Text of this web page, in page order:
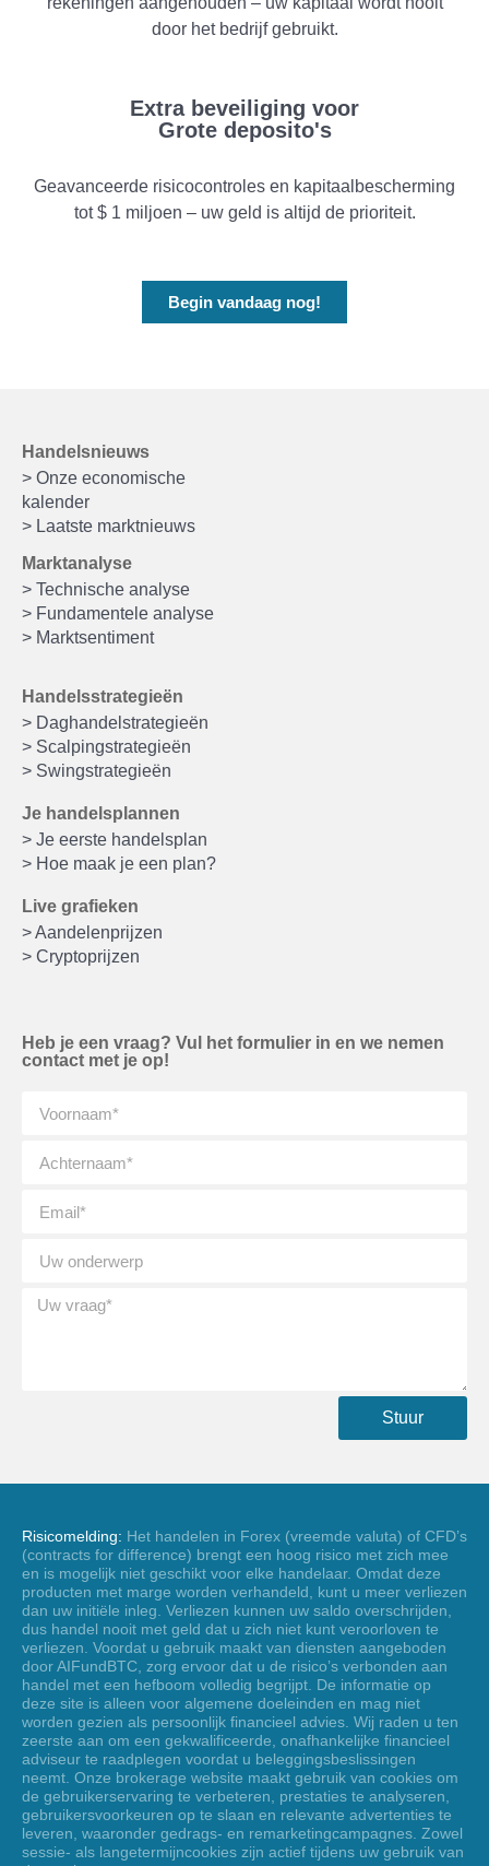
door het bedrijf gebruikt.
Extra beveiliging voor
Grote deposito's
Geavanceerde risicocontroles en kapitaalbescherming
tot $ 1 miljoen – uw geld is altijd de prioriteit.
Begin vandaag nog!
Handelsnieuws
> Onze economische
kalender
> Laatste marktnieuws
Marktanalyse
> Technische analyse
> Fundamentele analyse
> Marktsentiment
Handelsstrategieën
> Daghandelstrategieën
> Scalpingstrategieën
> Swingstrategieën
Je handelsplannen
> Je eerste handelsplan
> Hoe maak je een plan?
Live grafieken
> Aandelenprijzen
> Cryptoprijzen
Heb je een vraag? Vul het formulier in en we nemen
contact met je op!
Stuur
Risicomelding: Het handelen in Forex (vreemde valuta) of CFD’s
(contracts for difference) brengt een hoog risico met zich mee
en is mogelijk niet geschikt voor elke handelaar. Omdat deze
producten met marge worden verhandeld, kunt u meer verliezen
dan uw initiële inleg. Verliezen kunnen uw saldo overschrijden,
dus handel nooit met geld dat u zich niet kunt veroorloven te
verliezen. Voordat u gebruik maakt van diensten aangeboden
door AIFundBTC, zorg ervoor dat u de risico’s verbonden aan
handel met een hefboom volledig begrijpt. De informatie op
deze site is alleen voor algemene doeleinden en mag niet
worden gezien als persoonlijk financieel advies. Wij raden u ten
zeerste aan om een gekwalificeerde, onafhankelijke financieel
adviseur te raadplegen voordat u beleggingsbeslissingen
neemt. Onze brokerage website maakt gebruik van cookies om
de gebruikerservaring te verbeteren, prestaties te analyseren,
gebruikersvoorkeuren op te slaan en relevante advertenties te
leveren, waaronder gedrags- en remarketingcampagnes. Zowel
sessie- als langetermijncookies zijn actief tijdens uw gebruik van